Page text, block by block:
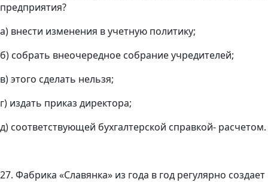
предприятия?
а) внести изменения в учетную политику;
б) собрать внеочередное собрание учредителей;
в) этого сделать нельзя;
г) издать приказ директора;
д) соответствующей бухгалтерской справкой- расчетом.
27. Фабрика «Славянка» из года в год регулярно